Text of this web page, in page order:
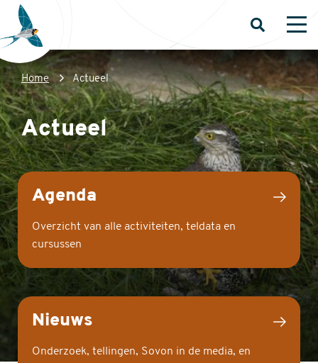
Overslaan
naar
de
inhoud
gaan
Sovon
Homepage
Open
Kruimelpad
Home Actueel
Actueel
Agenda
Overzicht van alle activiteiten, teldata en
cursussen
Nieuws
Onderzoek, tellingen, Sovon in de media, en